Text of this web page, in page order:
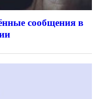
сообщения в